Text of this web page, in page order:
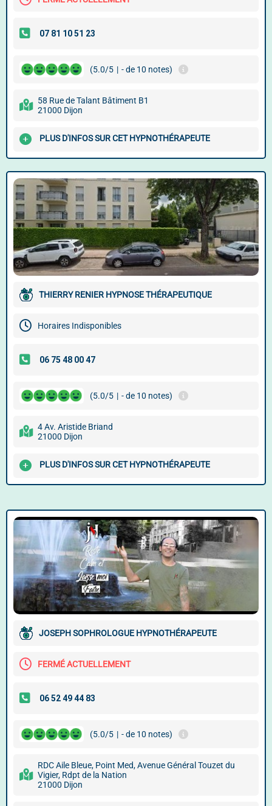
(5.0/5 | - de 10 notes)
58 Rue de Talant Bâtiment B1
21000 Dijon
PLUS D'INFOS SUR CET HYPNOTHÉRAPEUTE
THIERRY RENIER HYPNOSE THÉRAPEUTIQUE
Horaires Indisponibles
(5.0/5 | - de 10 notes)
4 Av. Aristide Briand
21000 Dijon
PLUS D'INFOS SUR CET HYPNOTHÉRAPEUTE
JOSEPH SOPHROLOGUE HYPNOTHÉRAPEUTE
FERMÉ ACTUELLEMENT
(5.0/5 | - de 10 notes)
RDC Aile Bleue, Point Med, Avenue Général Touzet du
Vigier, Rdpt de la Nation
21000 Dijon